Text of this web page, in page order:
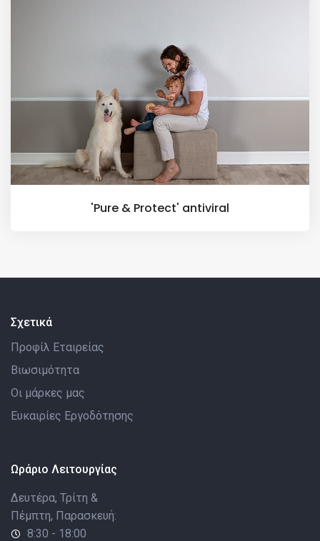
'Pure & Protect' antiviral
Σχετικά
Προφίλ Εταιρείας
Βιωσιμότητα
Οι μάρκες μας
Ευκαιρίες Εργοδότησης
Ωράριο Λειτουργίας
Δευτέρα, Τρίτη &
Πέμπτη, Παρασκευή:
8:30 - 18:00